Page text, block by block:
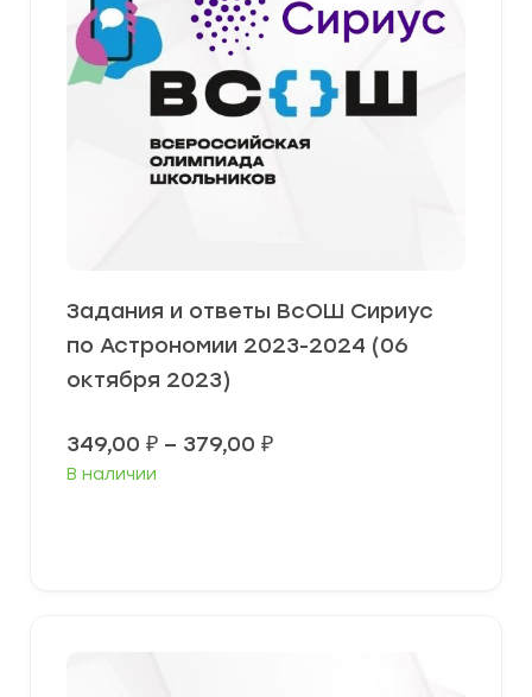
Задания и ответы ВсОШ Сириус
по Астрономии 2023-2024 (06
октября 2023)
349,00 ₽ – 379,00 ₽Диапазон
В наличии